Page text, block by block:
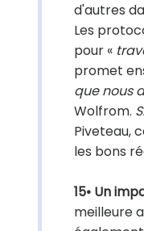
d'autres
Les
pour «
promet
que nous
Wolfrom.
Piveteau,
les bons
15• Un
meilleure